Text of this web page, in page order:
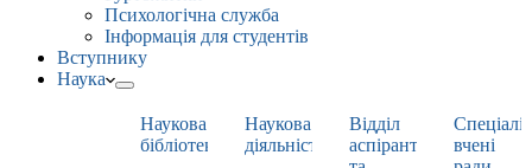
Психологічна служба
Інформація для студентів
Вступнику
Наука
Наукова
бібліотека
Наукова
діяльність
Відділ
аспірантури
вчені